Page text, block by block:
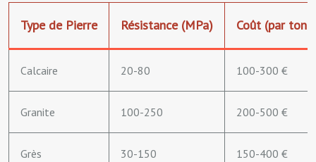
Type de Pierre Résistance (MPa) Coût (par
Calcaire 20-80 100-300 €
Granite 100-250 200-500 €
Grès 30-150 150-400 €